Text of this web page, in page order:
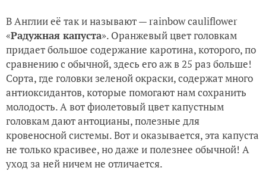
В Англии её так и называют — rainbow cauliflower
«Радужная капуста». Оранжевый цвет головкам
придает большое содержание каротина, которого, по
сравнению с обычной, здесь его аж в 25 раз больше!
Сорта, где головки зеленой окраски, содержат много
антиоксидантов, которые помогают нам сохранить
молодость. А вот фиолетовый цвет капустным
головкам дают антоцианы, полезные для
кровеносной системы. Вот и оказывается, эта капуста
не только красивее, но даже и полезнее обычной! А
уход за ней ничем не отличается.